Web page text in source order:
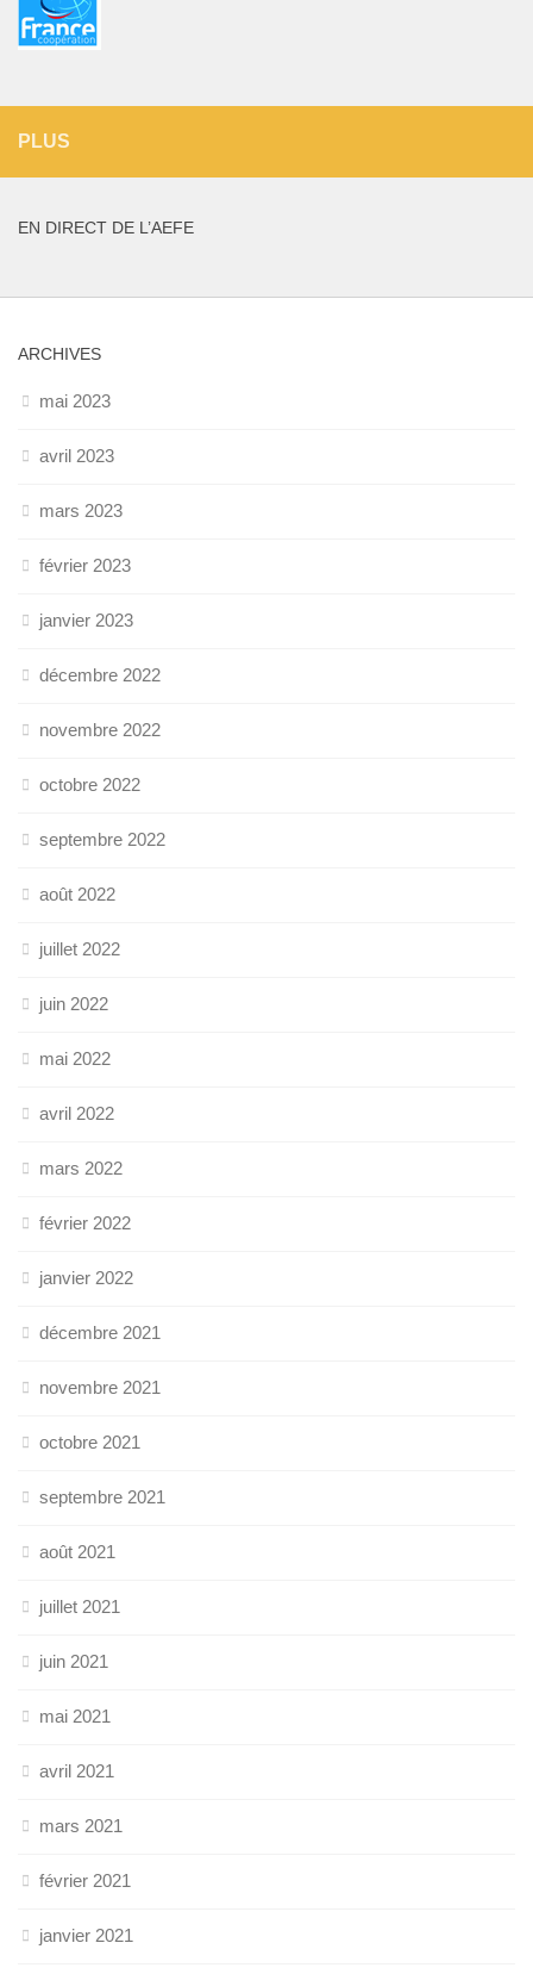
PLUS
EN DIRECT DE L’AEFE
ARCHIVES
mai 2023
avril 2023
mars 2023
février 2023
janvier 2023
décembre 2022
novembre 2022
octobre 2022
septembre 2022
août 2022
juillet 2022
juin 2022
mai 2022
avril 2022
mars 2022
février 2022
janvier 2022
décembre 2021
novembre 2021
octobre 2021
septembre 2021
août 2021
juillet 2021
juin 2021
mai 2021
avril 2021
mars 2021
février 2021
janvier 2021